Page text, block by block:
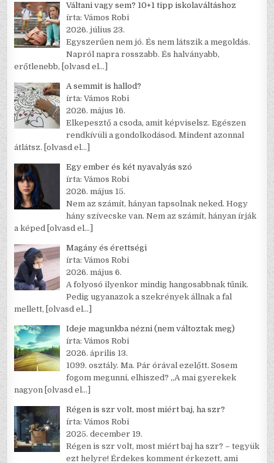
Váltani vagy sem? 10+1 tipp iskolaváltáshoz
írta: Vámos Robi
2026. július 23.
Egyszerűen nem jó. És nem látszik a megoldás.
Napról napra rosszabb. És halványabb,
erőtlenebb, [olvasd el…]
A semmit is hallod?
írta: Vámos Robi
2026. május 16.
Elkepesztő a csoda, amit képviselsz. Egészen
rendkívüli a gondolkodásod. Mindent azonnal
átlátsz. [olvasd el…]
Egy ember és két nyavalyás szó
írta: Vámos Robi
2026. május 15.
Nem az számít, hányan tapsolnak neked. Hogy
hány szívecske van. Nem az számít, hányan írják
a képed [olvasd el…]
Magány és érettségi
írta: Vámos Robi
2026. május 6.
A folyosó ilyenkor mindig hangosabbnak tűnik.
Pedig ugyanazok a szekrények állnak a fal
mellett, [olvasd el…]
Ideje magunkba nézni (nem változtak meg)
írta: Vámos Robi
2026. április 13.
1099. osztály. Ma. Pár órával ezelőtt. Sosem
fogom megunni, elhiszed? „A mai gyerekek
nagyon [olvasd el…]
Régen is szr volt, most miért baj, ha szr?
írta: Vámos Robi
2025. december 19.
Régen is szr volt, most miért baj ha szr? – tegyük
ezt helyre! Érdekes komment érkezett, ami